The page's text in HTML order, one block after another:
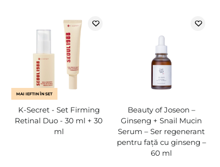
MAI IEFTIN ÎN SET
K-Secret - Set Firming
Retinal Duo - 30 ml + 30
ml
Beauty of Joseon –
Ginseng + Snail Mucin
Serum – Ser regenerant
pentru față cu ginseng –
60 ml